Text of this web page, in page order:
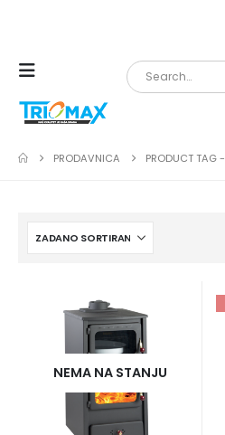
PRODAVNICA PRODUCT TAG -
NEMA NA STANJU